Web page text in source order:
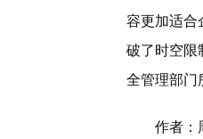
容更加适合
破了时空限
全管理部门
作者：